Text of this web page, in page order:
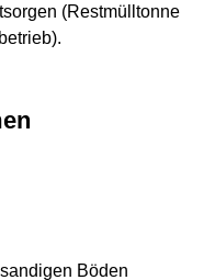
(Restmülltonne
Böden